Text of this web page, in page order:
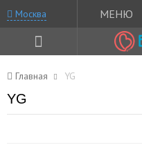
Москва МЕНЮ
Главная YG
YG